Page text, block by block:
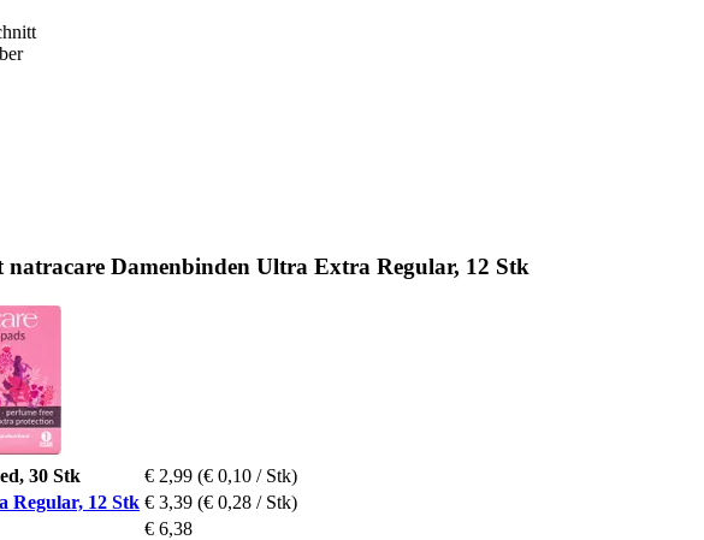
Damenbinden Ultra Extra Regular, 12 Stk
30 Stk € 2,99 (€ 0,10 / Stk)
Regular, 12 Stk € 3,39 (€ 0,28 / Stk)
€ 6,38